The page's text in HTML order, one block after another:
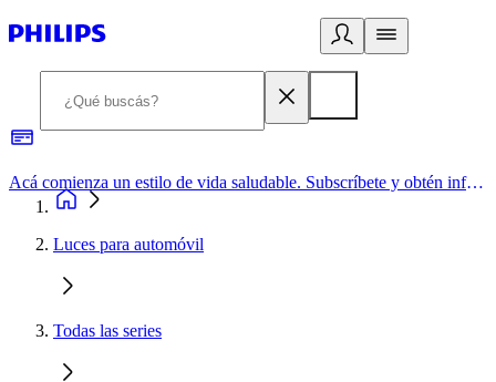
Acá comienza un estilo de vida saludable. Subscríbete y obtén información de primera mano
Luces para automóvil
Todas las series